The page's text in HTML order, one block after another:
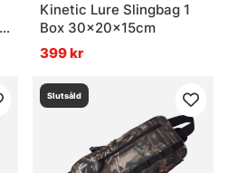
Kinetic Lure Slingbag 1
Box 30x20x15cm
399 kr
Slutsåld